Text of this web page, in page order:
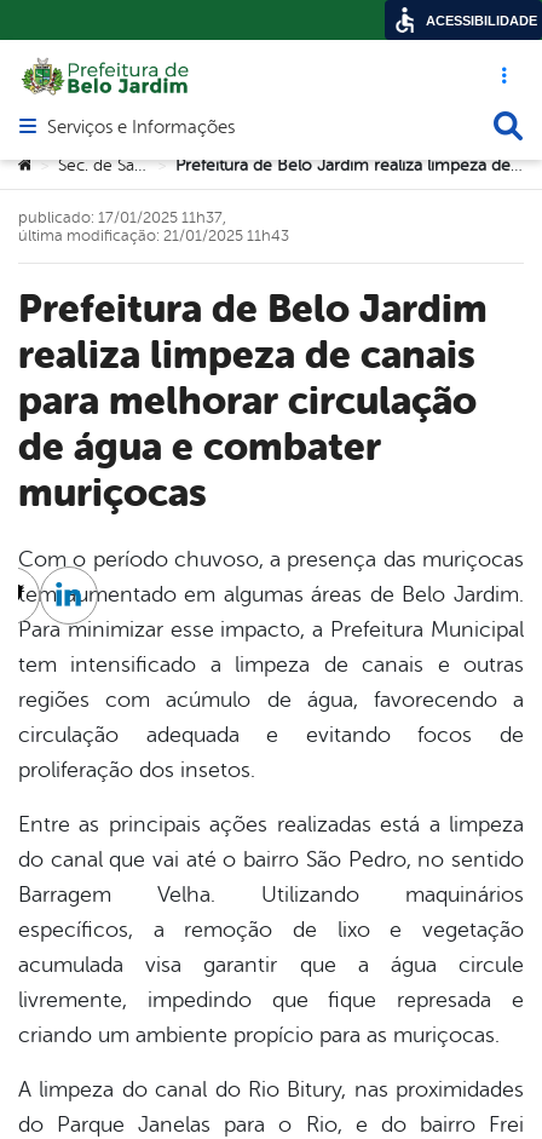
Acesso
Abrir menu principal de navegação
Serviços e Informações
Você está aqui:
> Sec. de Saúde > Prefeitura de Belo Jardim realiza limpeza de canais para melhorar circulação de água e combater muriçocas
Prefeitura de Belo Jardim
realiza limpeza de canais
para melhorar circulação
de água e combater
muriçocas
publicado: 17/01/2025 11h37,
última modificação: 21/01/2025 11h43
Com o período chuvoso, a presença das muriçocas
tem aumentado em algumas áreas de Belo Jardim.
Para minimizar esse impacto, a Prefeitura Municipal
tem intensificado a limpeza de canais e outras
regiões com acúmulo de água, favorecendo a
circulação adequada e evitando focos de
proliferação dos insetos.
Entre as principais ações realizadas está a limpeza
do canal que vai até o bairro São Pedro, no sentido
Barragem Velha. Utilizando maquinários
específicos, a remoção de lixo e vegetação
acumulada visa garantir que a água circule
livremente, impedindo que fique represada e
criando um ambiente propício para as muriçocas.
A limpeza do canal do Rio Bitury, nas proximidades
do Parque Janelas para o Rio, e do bairro Frei
Twitter
Linkedin
ACESSIBILIDADE